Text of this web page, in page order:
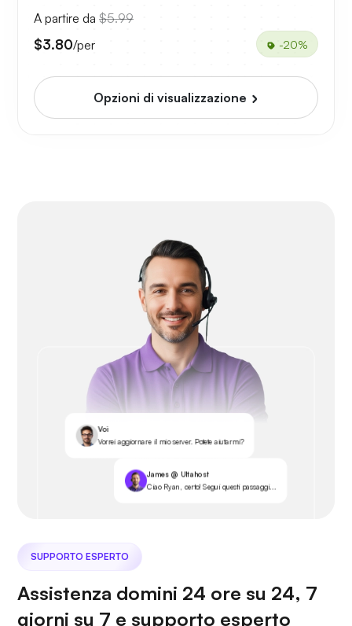
A partire da $5.99
$3.80/per -20%
Opzioni di visualizzazione
Voi
Vorrei aggiornare il mio server. Potete aiutarmi?
James @ Ultahost
Ciao Ryan, certo! Segui questi passaggi...
SUPPORTO ESPERTO
Assistenza domini 24 ore su 24, 7
giorni su 7 e supporto esperto